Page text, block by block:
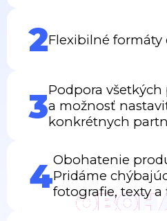
2Flexibilné formáty
3Podpora
a možnosť
konkrétnych
4Obohatenie
Pridáme
fotografie, texty a